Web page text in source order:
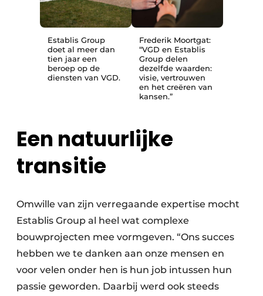
Establis Group
doet al meer dan
tien jaar een
beroep op de
diensten van VGD.
Frederik Moortgat:
“VGD en Establis
Group delen
dezelfde waarden:
visie, vertrouwen
en het creëren van
kansen.”
Een natuurlijke
transitie
Omwille van zijn verregaande expertise mocht
Establis Group al heel wat complexe
bouwprojecten mee vormgeven. “Ons succes
hebben we te danken aan onze mensen en
voor velen onder hen is hun job intussen hun
passie geworden. Daarbij werd ook steeds